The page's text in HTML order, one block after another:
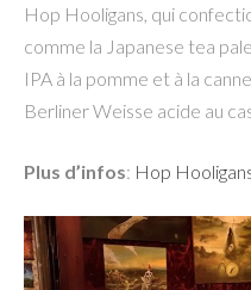
Hop Hooligans, qui
comme la Japanese tea
IPA à la pomme et à la
Berliner Weisse acide au
Plus d’infos: Hop